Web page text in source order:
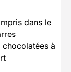
dans le
à